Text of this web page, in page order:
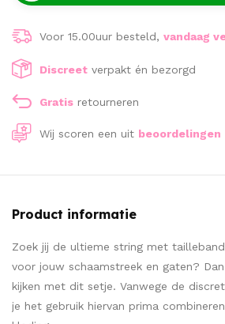
Voor 15.00uur besteld, vandaag
Discreet verpakt én bezorgd
Gratis retourneren
Wij scoren een uit beoordelingen
Product informatie
Zoek jij de ultieme string met
voor jouw schaamstreek en gaten?
kijken met dit setje. Vanwege de
je het gebruik hiervan prima